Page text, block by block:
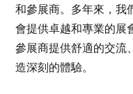
和參展商。多年來，我
會提供卓越和專業的展
參展商提供舒適的交流
造深刻的體驗。